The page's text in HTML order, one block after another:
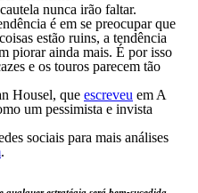
nunca irão faltar.
é em se preocupar que
estão ruins, a tendência
piorar ainda mais. É por isso
e os touros parecem tão
Housel, que escreveu em A
um pessimista e invista
sociais para mais análises
.